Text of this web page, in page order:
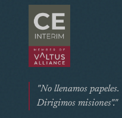
"No llenamos papeles.
Dirigimos misiones"."